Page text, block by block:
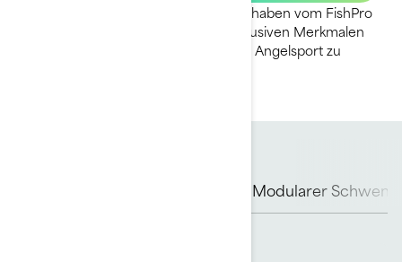
Jetboot-Enthusiasten und Angelfans haben vom FishPro
Trophy geträumt, der mit seinen exklusiven Merkmalen
perfekt verkörpert, was es heißt, den Angelsport zu
Modularer